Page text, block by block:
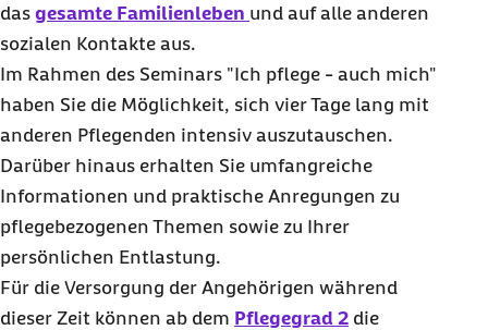
das gesamte Familienleben und auf alle anderen
sozialen Kontakte aus.
Im Rahmen des Seminars "Ich pflege - auch mich"
haben Sie die Möglichkeit, sich vier Tage lang mit
anderen Pflegenden intensiv auszutauschen.
Darüber hinaus erhalten Sie umfangreiche
Informationen und praktische Anregungen zu
pflegebezogenen Themen sowie zu Ihrer
persönlichen Entlastung.
Für die Versorgung der Angehörigen während
dieser Zeit können ab dem Pflegegrad 2 die